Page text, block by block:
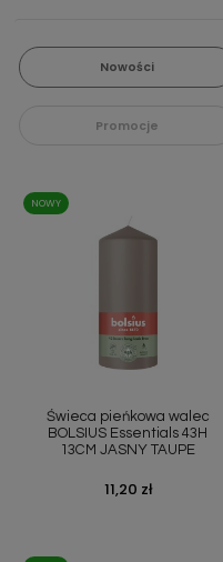
Nowości
Promocje
Świeca pieńkowa walec
BOLSIUS Essentials 43H
13CM JASNY TAUPE
Cena
11,20 zł
NOWY